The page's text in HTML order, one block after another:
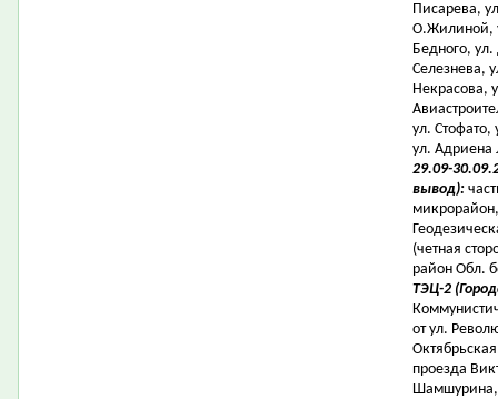
Писарева,
О.Жилиной,
Бедного,
Селезнева,
Некрасова,
ул.
ул. Адриена
29.09-
вывод):
(четная
район Обл.
ТЭЦ-2
от ул.
проезда
Шамшурина,